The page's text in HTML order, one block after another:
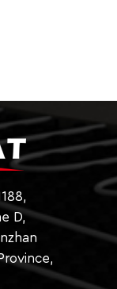
D,